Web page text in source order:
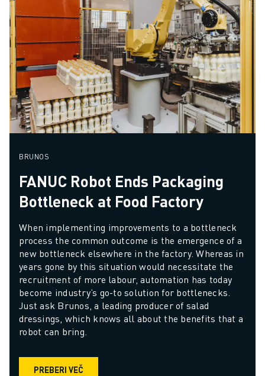
BRUNOS
FANUC Robot Ends Packaging
Bottleneck at Food Factory
When implementing improvements to a bottleneck
process the common outcome is the emergence of a
new bottleneck elsewhere in the factory. Whereas in
years gone by this situation would necessitate the
recruitment of more labour, automation has today
become industry’s go-to solution for bottlenecks.
Just ask Brunos, a leading producer of salad
dressings, which knows all about the benefits that a
robot can bring.
PREBERI VEČ